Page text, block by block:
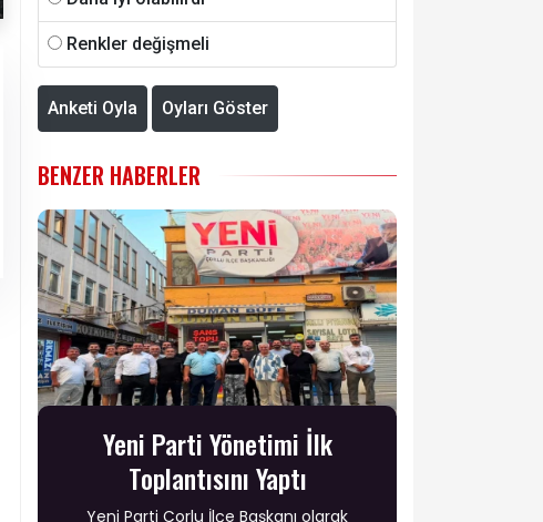
Renkler değişmeli
Anketi Oyla Oyları Göster
BENZER HABERLER
Yeni Parti Yönetimi İlk
Toplantısını Yaptı
Yeni Parti Çorlu İlçe Başkanı olarak